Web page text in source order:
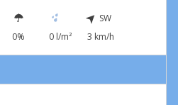
0% 0 l/m²
SW
3 km/h